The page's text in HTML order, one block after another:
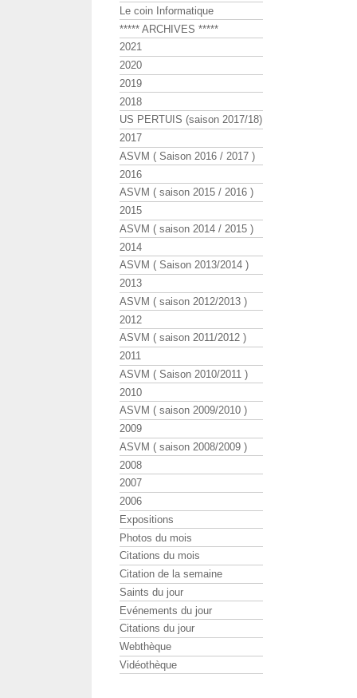
Le coin Informatique
***** ARCHIVES *****
2021
2020
2019
2018
US PERTUIS (saison 2017/18)
2017
ASVM ( Saison 2016 / 2017 )
2016
ASVM ( saison 2015 / 2016 )
2015
ASVM ( saison 2014 / 2015 )
2014
ASVM ( Saison 2013/2014 )
2013
ASVM ( saison 2012/2013 )
2012
ASVM ( saison 2011/2012 )
2011
ASVM ( Saison 2010/2011 )
2010
ASVM ( saison 2009/2010 )
2009
ASVM ( saison 2008/2009 )
2008
2007
2006
Expositions
Photos du mois
Citations du mois
Citation de la semaine
Saints du jour
Evénements du jour
Citations du jour
Webthèque
Vidéothèque